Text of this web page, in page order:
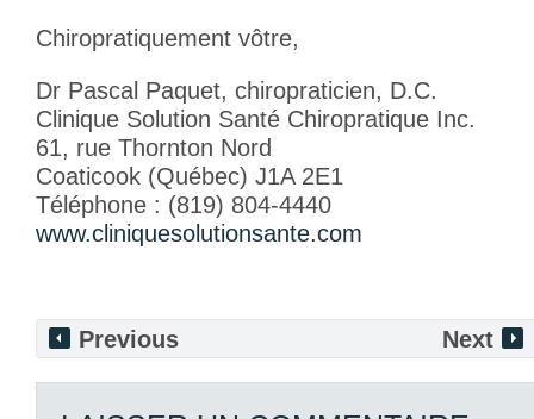
Chiropratiquement vôtre,
Dr Pascal Paquet, chiropraticien, D.C.
Clinique Solution Santé Chiropratique Inc.
61, rue Thornton Nord
Coaticook (Québec) J1A 2E1
Téléphone : (819) 804-4440
www.cliniquesolutionsante.com
Previous Next